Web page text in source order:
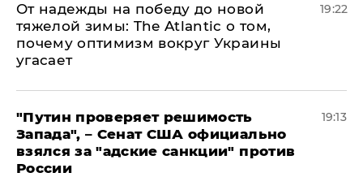
От надежды на победу до новой
тяжелой зимы: The Atlantic о том,
почему оптимизм вокруг Украины
угасает
19:22
"Путин проверяет решимость
Запада", – Сенат США официально
взялся за "адские санкции" против
России
19:13